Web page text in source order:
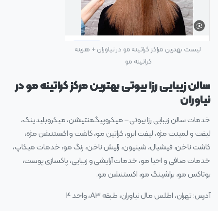
لیست بهترین مراکز کراتینه مو در نیاوران + هزینه
کراتینه مو
سالن زیبایی رزا بیوتی بهترین مرکز کراتینه مو در
نیاوران
خدمات سالن زیبایی رزا بیوتی – میکروپیگمنتیشن، میکروبلیدینگ،
لیفت و لمینت مژه، لیفت ابرو، کراتین مو، کاشت و اکستنشن مژه،
کاشت ناخن، فیشیال، شینیون، ژلیش ناخن، رنگ مو، خدمات میکاپ،
خدمات صافی و احیا مو، خدمات آرایشی و زیبایی، پاکسازی پوست،
بوتاکس مو، براشینگ مو، اکستنشن مو.
آدرس: تهران، اطلس مال نیاوران، طبقه A3، واحد ۴